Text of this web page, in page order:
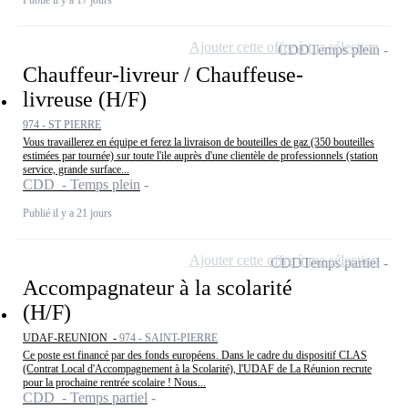
Chauffeur-livreur / Chauffeuse-
livreuse (H/F)
974 - ST PIERRE
Vous travaillerez en équipe et ferez la livraison de bouteilles de gaz (350 bouteilles
estimées par tournée) sur toute l'ile auprès d'une clientèle de professionnels (station
service, grande surface...
CDD - Temps plein
Publié il y a 21 jours
CDDTemps plein
Ajouter cette offre à ma sélection
Accompagnateur à la scolarité
(H/F)
UDAF-REUNION - 974 - SAINT-PIERRE
Ce poste est financé par des fonds européens. Dans le cadre du dispositif CLAS
(Contrat Local d'Accompagnement à la Scolarité), l'UDAF de La Réunion recrute
pour la prochaine rentrée scolaire ! Nous...
CDD - Temps partiel
CDDTemps partiel
Ajouter cette offre à ma sélection